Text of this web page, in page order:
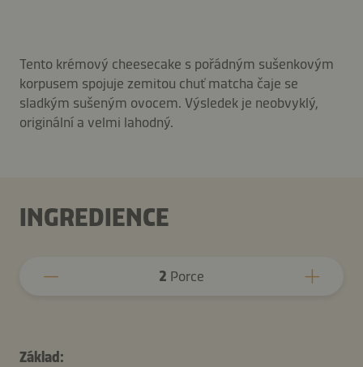
Tento krémový cheesecake s pořádným sušenkovým
korpusem spojuje zemitou chuť matcha čaje se
sladkým sušeným ovocem. Výsledek je neobvyklý,
originální a velmi lahodný.
INGREDIENCE
2 Porce
Základ: